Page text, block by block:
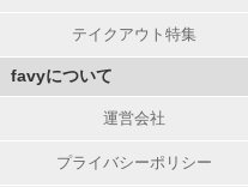
テイクアウト特集
favyについて
運営会社
プライバシーポリシー